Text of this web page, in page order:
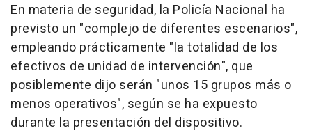
En materia de seguridad, la Policía Nacional ha
previsto un "complejo de diferentes escenarios",
empleando prácticamente "la totalidad de los
efectivos de unidad de intervención", que
posiblemente dijo serán "unos 15 grupos más o
menos operativos", según se ha expuesto
durante la presentación del dispositivo.